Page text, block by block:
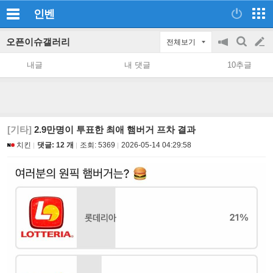
인벤
오픈이슈갤러리 전체보기
공
지
on/off
검
색
글
쓰
내글 내 댓글 10추글
[기타] 2.9만명이 투표한 최애 햄버거 프차 결과
치킨 댓글: 12 개 조회: 5369 2026-05-14 04:29:58